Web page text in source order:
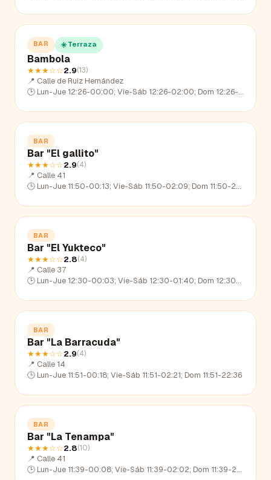
BAR ☀️ Terraza
Bambola
★★★☆☆2.9(13)
📍 Calle de Ruiz Hernández
🕒 Lun-Jue 12:26-00:00; Vie-Sáb 12:26-02:00; Dom 12:26-23:05
BAR
Bar "El gallito"
★★★☆☆2.9(4)
📍 Calle 41
🕒 Lun-Jue 11:50-00:13; Vie-Sáb 11:50-02:09; Dom 11:50-23:14
BAR
Bar "El Yukteco"
★★★☆☆2.8(4)
📍 Calle 37
🕒 Lun-Jue 12:30-00:03; Vie-Sáb 12:30-01:40; Dom 12:30-22:48
BAR
Bar "La Barracuda"
★★★☆☆2.9(4)
📍 Calle 14
🕒 Lun-Jue 11:51-00:18; Vie-Sáb 11:51-02:21; Dom 11:51-22:36
BAR
Bar "La Tenampa"
★★★☆☆2.8(10)
📍 Calle 41
🕒 Lun-Jue 11:39-00:08; Vie-Sáb 11:39-02:02; Dom 11:39-22:44